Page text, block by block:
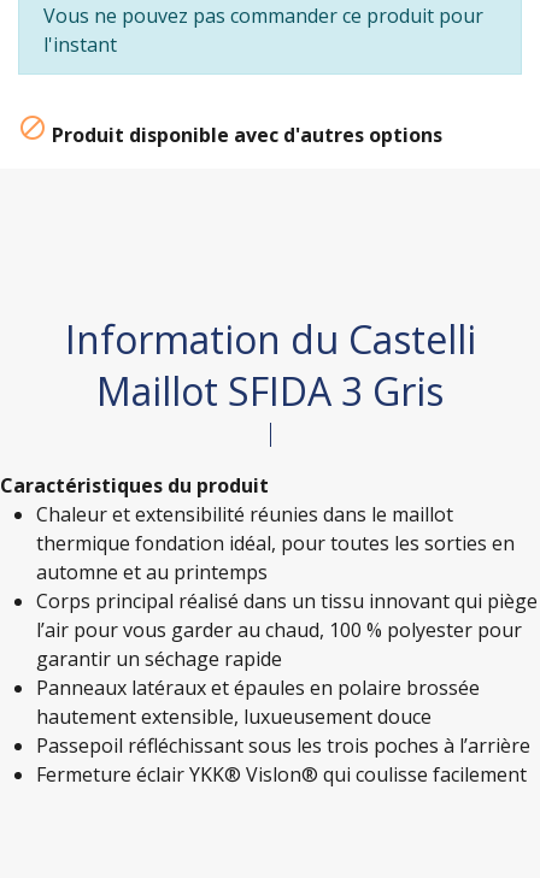
Vous ne pouvez pas commander ce produit pour
l'instant
 Produit disponible avec d'autres options
Information du Castelli
Maillot SFIDA 3 Gris
Caractéristiques du produit
Chaleur et extensibilité réunies dans le maillot
thermique fondation idéal, pour toutes les sorties en
automne et au printemps
Corps principal réalisé dans un tissu innovant qui piège
l’air pour vous garder au chaud, 100 % polyester pour
garantir un séchage rapide
Panneaux latéraux et épaules en polaire brossée
hautement extensible, luxueusement douce
Passepoil réfléchissant sous les trois poches à l’arrière
Fermeture éclair YKK® Vislon® qui coulisse facilement